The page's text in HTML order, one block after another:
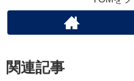
関連記事